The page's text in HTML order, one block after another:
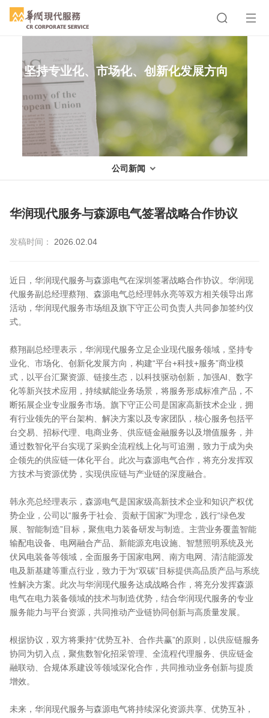
坚持专业化、市场化、创新化发展方向
公司新闻
华润现代服务与森源电气签署战略合作协议
发稿时间： 2026.02.04
近日，华润现代服务与森源电气在深圳签署战略合作协议。华润现
代服务副总经理蔡翔、森源电气总经理韩永亮等双方相关领导出席
活动，华润现代服务市场组及旗下守正公司负责人共同参加签约仪
式。
蔡翔副总经理表示，华润现代服务立足企业现代服务领域，坚持专
业化、市场化、创新化发展方向，构建“平台+科技+服务”商业模
式，以平台汇聚资源、链接生态，以科技驱动创新，加强AI、数字
化等新兴技术应用，持续赋能业务场景，将服务形成标准产品，不
断拓展企业专业服务市场。旗下守正公司是国家高新技术企业，拥
有行业领先的平台架构、解决方案以及专家团队，核心服务包括平
台交易、招标代理、电商业务、供应链金融服务以及增值服务，并
通过数智化平台实现了采购全流程线上化与可追溯，致力于成为央
企领先的供应链一体化平台。此次与森源电气合作，将充分发挥双
方技术与资源优势，实现供应链与产业链的深度融合。
韩永亮总经理表示，森源电气是国家级高新技术企业和知识产权优
势企业，公司以“服务于社会、贡献于国家”为理念，践行“绿色发
展、智能制造”目标，聚焦电力装备研发与制造。主营业务覆盖智能
输配电设备、电网融合产品、新能源充电设施、智慧照明系统及光
伏风电装备等领域，全面服务于国家电网、南方电网、清洁能源发
电及新基建等重点行业，致力于为“双碳”目标提供高品质产品与系统
性解决方案。此次与华润现代服务达成战略合作，将充分发挥森源
电气在电力装备领域的技术与制造优势，结合华润现代服务的专业
服务能力与平台资源，共同推动产业链协同创新与高质量发展。
根据协议，双方将秉持“优势互补、合作共赢”的原则，以供应链服务
协同为切入点，聚焦数智化招采管理、全流程代理服务、供应链金
融联动、合规体系建设等领域深化合作，共同推动业务创新与提质
增效。
未来，华润现代服务与森源电气将持续深化资源共享、优势互补，